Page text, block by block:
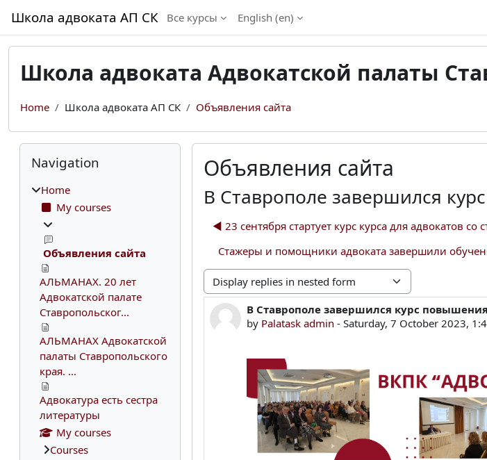
Школа адвоката АП СК Все курсы English ‎(en)‎
Школа адвоката Адвокатской палаты
Home Школа адвоката АП СК Объявления сайта
Объявления сайта
В Ставрополе завершился
◀︎ 23 сентября стартует курс курса для адвокатов со
Стажеры и помощники адвоката завершили
Display mode
В Ставрополе завершился курс
by Palatask admin - Saturday, 7 October 2023,
Number of replies: 0
Blocks
Skip Navigation
Navigation
Home
My courses
Объявления сайта
АЛЬМАНАХ. 20 лет
Адвокатской палате
Ставропольског...
АЛЬМАНАХ Адвокатской
палаты Ставропольского
края. ...
Адвокатура есть сестра
литературы
My courses
Courses